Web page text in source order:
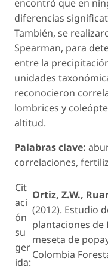
encontró que en
diferencias
También, se
Spearman, para
entre la
unidades
reconocieron
lombrices y
altitud.
Palabras clave:
correlaciones,
Cit
aci
ón
su
ger
ida:
Ortiz, Z.W.,
(2012). Estudio
plantaciones de
meseta de
Colombia